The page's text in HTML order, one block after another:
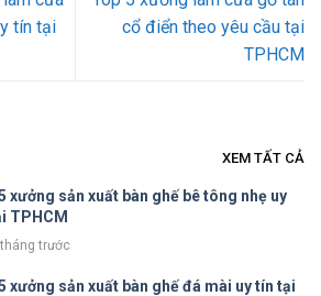
tín tại
cổ điển theo yêu cầu tại
TPHCM
XEM TẤT CẢ
xưởng sản xuất bàn ghế bê tông nhẹ uy
TPHCM
trước
xưởng sản xuất bàn ghế đá mài uy tín tại